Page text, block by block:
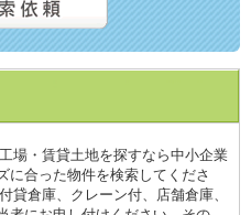
場・賃貸土地を探すなら中小企業
に合った物件を検索してくださ
貸倉庫、クレーン付、店舗倉庫、